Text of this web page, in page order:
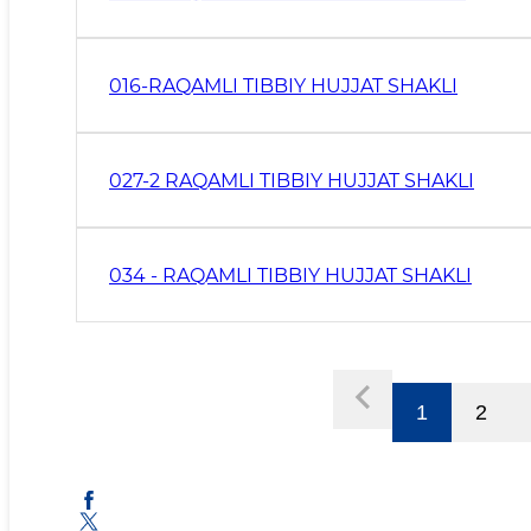
016-RAQAMLI TIBBIY HUJJAT SHAKLI
027-2 RAQAMLI TIBBIY HUJJAT SHAKLI
034 - RAQAMLI TIBBIY HUJJAT SHAKLI
1 2